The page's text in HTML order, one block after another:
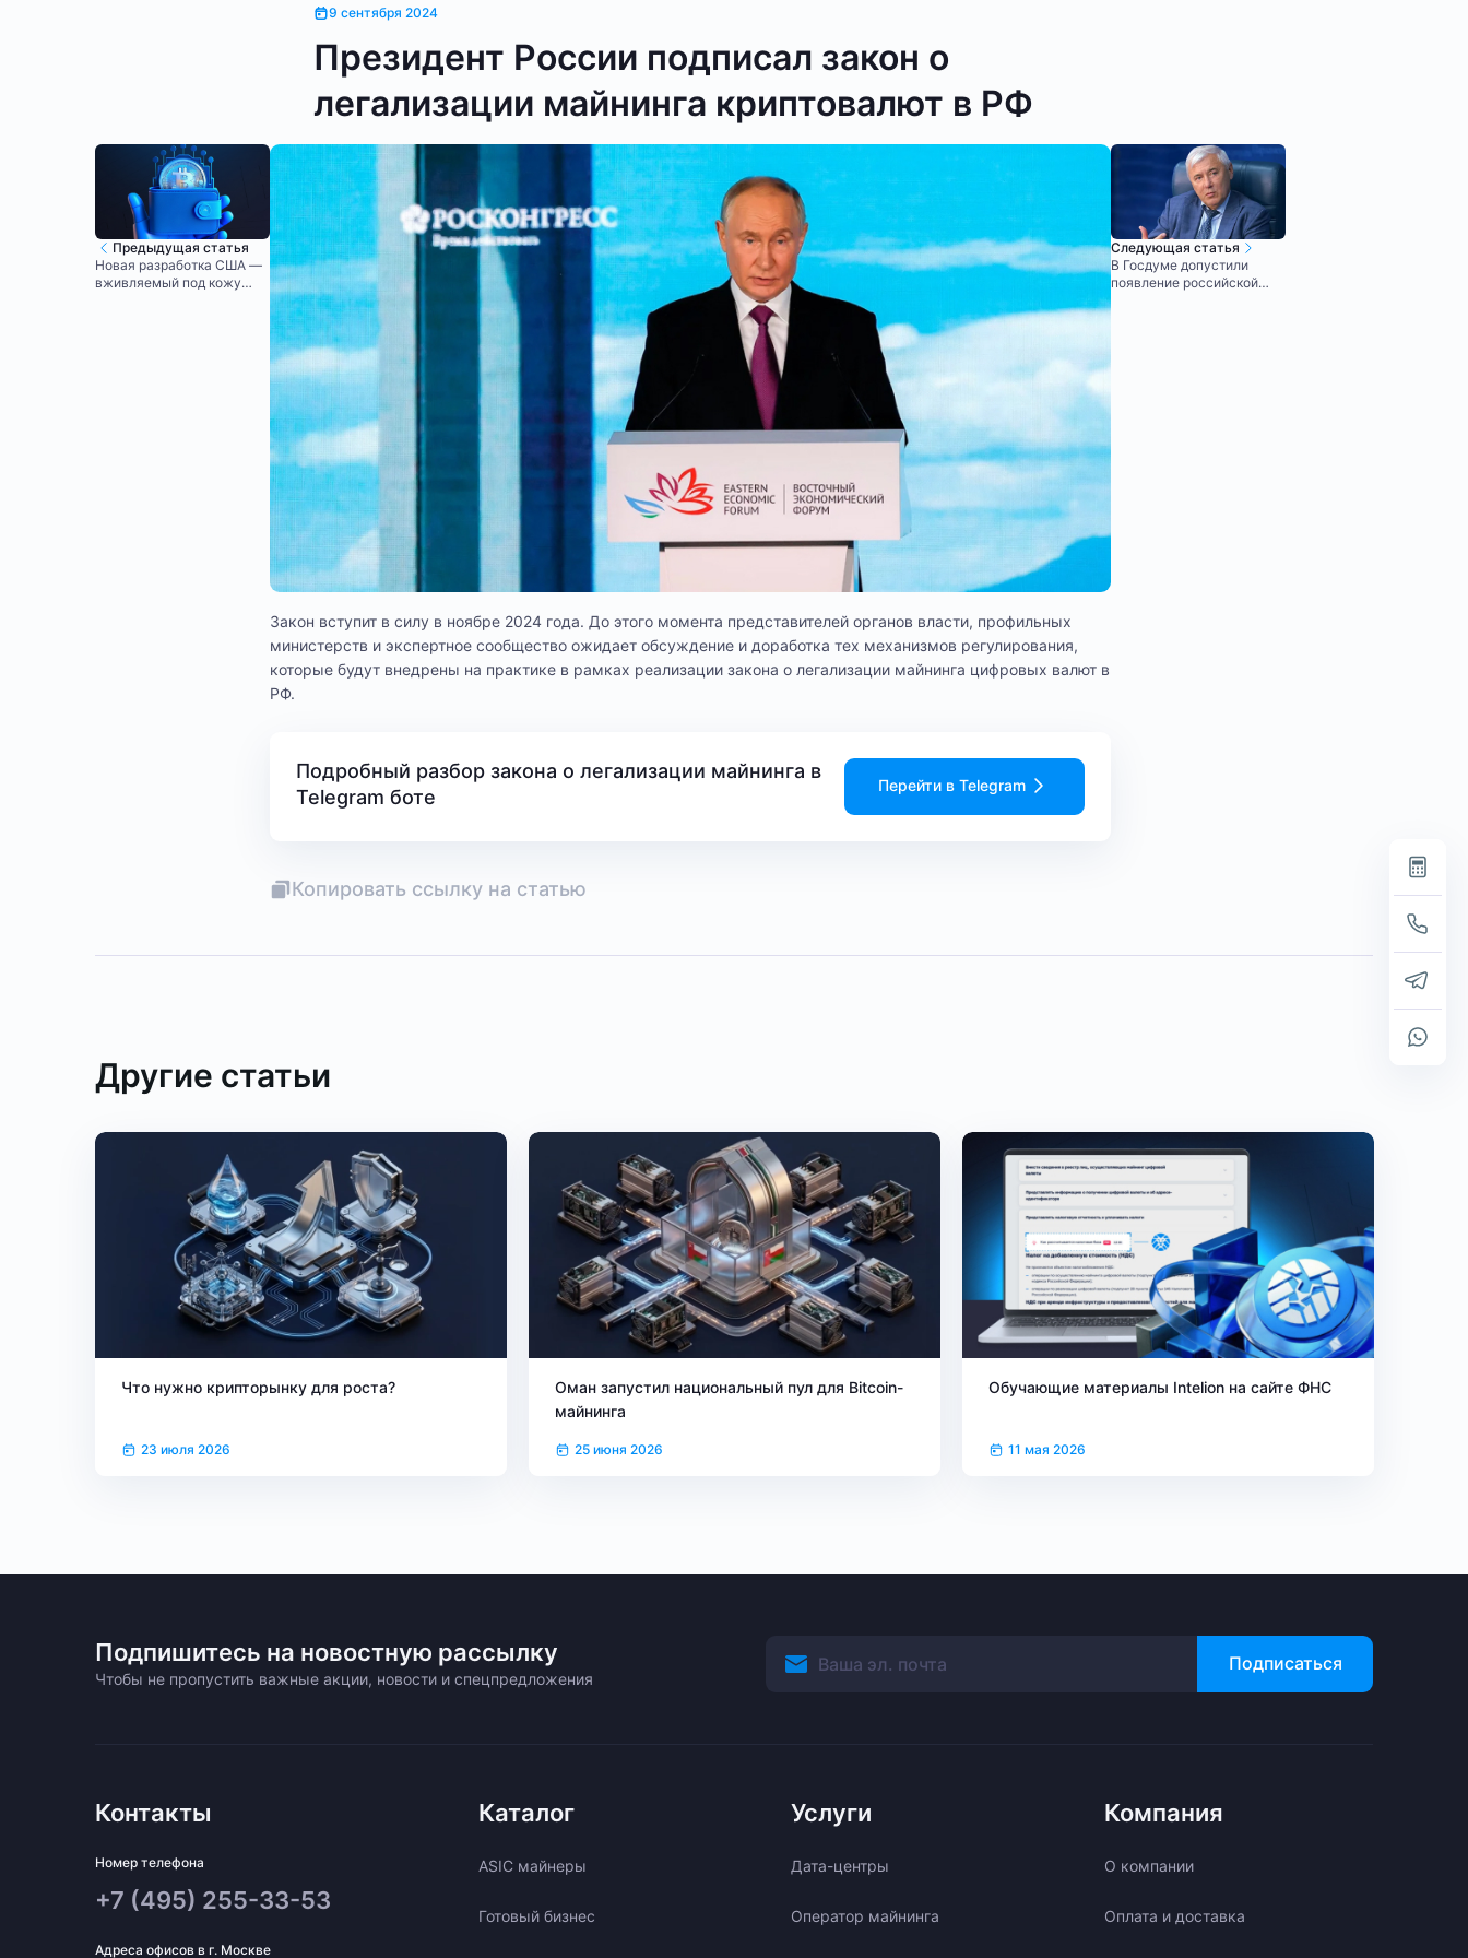
9 сентября 2024
Президент России подписал закон о
легализации майнинга криптовалют в РФ
Предыдущая статья
Новая разработка США —
вживляемый под кожу
Закон вступит в силу в ноябре 2024 года. До этого момента представителей органов власти, профильных
министерств и экспертное сообщество ожидает обсуждение и доработка тех механизмов регулирования,
которые будут внедрены на практике в рамках реализации закона о легализации майнинга цифровых валют в
РФ.
Подробный разбор закона о легализации майнинга в
Telegram боте
Перейти в Telegram
Копировать ссылку на статью
Следующая статья
В Госдуме допустили
появление российской
Другие статьи
Что нужно крипторынку для роста?
23 июля 2026
Оман запустил национальный пул для Bitcoin-
майнинга
25 июня 2026
Обучающие материалы Intelion на сайте ФНС
11 мая 2026
Подпишитесь на новостную рассылку
Чтобы не пропустить важные акции, новости и спецпредложения
Подписаться
Контакты
Номер телефона
+7 (495) 255-33-53
Адреса офисов в г. Москве
Каталог
ASIC майнеры
Готовый бизнес
Услуги
Дата-центры
Оператор майнинга
Компания
О компании
Оплата и доставка